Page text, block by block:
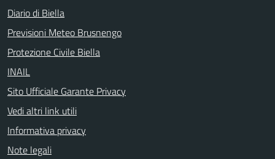
Diario di Biella
Previsioni Meteo Brusnengo
Protezione Civile Biella
INAIL
Sito Ufficiale Garante Privacy
Vedi altri link utili
Informativa privacy
Note legali